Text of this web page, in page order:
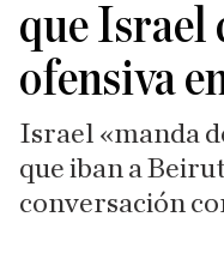
que Israel
ofensiva
Israel «manda
que iban a
conversación